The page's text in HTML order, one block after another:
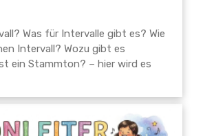
Was für Intervalle gibt es? Wie
Intervall? Wozu gibt es
ein Stammton? – hier wird es